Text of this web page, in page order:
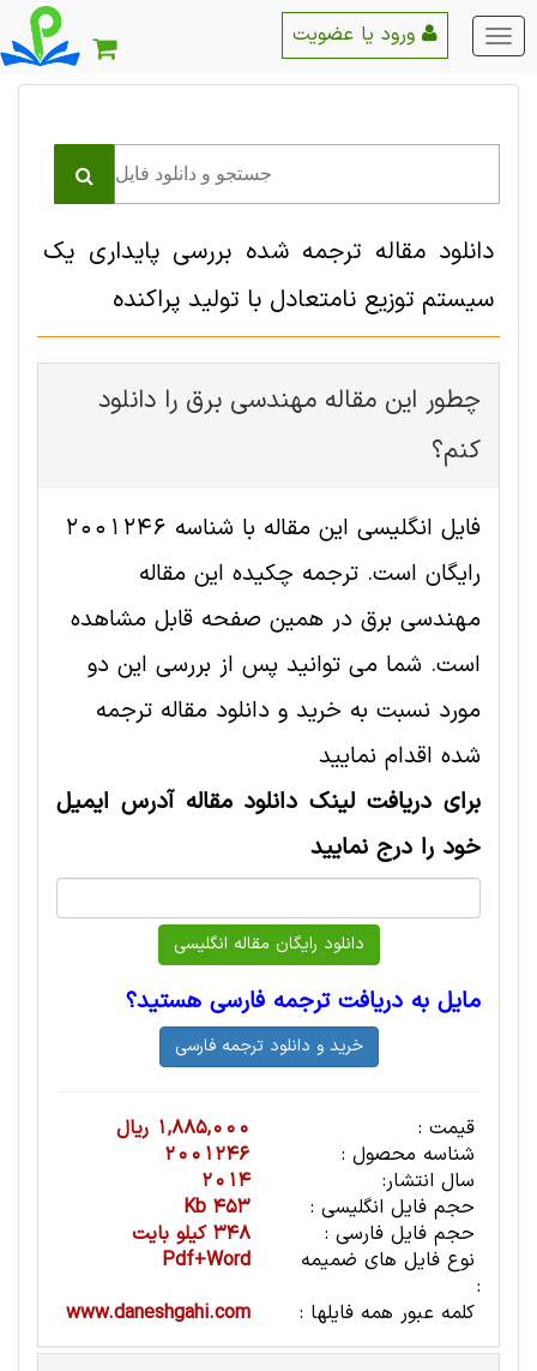
منو
اصلی
دانلود مقاله ترجمه شده بررسی پایداری یک
سیستم توزیع نامتعادل با تولید پراکنده
چطور این مقاله مهندسی برق را دانلود
کنم؟
فایل انگلیسی این مقاله با شناسه 2001246
رایگان است. ترجمه چکیده این مقاله
مهندسی برق در همین صفحه قابل مشاهده
است. شما می توانید پس از بررسی این دو
مورد نسبت به خرید و دانلود مقاله ترجمه
شده اقدام نمایید
برای دریافت لینک دانلود مقاله آدرس ایمیل
خود را درج نمایید
مایل به دریافت ترجمه فارسی هستید؟
قیمت :
1,885,000 ریال
شناسه محصول :
2001246
سال انتشار:
2014
حجم فایل انگلیسی :
453 Kb
حجم فایل فارسی :
348 کیلو بایت
نوع فایل های ضمیمه
:
Pdf+Word
کلمه عبور همه فایلها :
www.daneshgahi.com